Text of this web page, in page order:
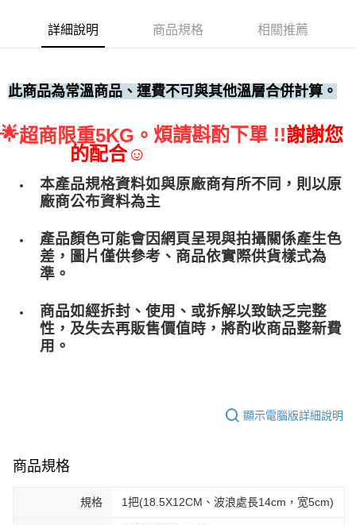
詳細說明 商品規格 相關推薦
此商品為常溫商品、運費不可與其他溫層合併計算。
🌟超商限重5KG。 煩請斟酌下單 !!謝謝您
的配合☺
本產品規格資料如與原廠商有所不同，則以原
廠商公布資料為主
產品顏色可能會因網頁呈現與拍攝關係產生色
差，圖片僅供參考、商品依實際供貨樣式為
準。
商品如經拆封、使用、或拆解以致缺乏完整
性，及失去再販售價值時，將酌收商品整﻿新費
用。
顯示電腦版詳細說明
商品規格
規格 1把(18.5X12CM、波浪處長14cm，宽5cm)